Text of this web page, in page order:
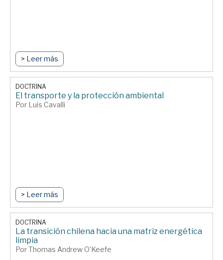
> Leer más
DOCTRINA
El transporte y la protección ambiental
Por Luis Cavalli
> Leer más
DOCTRINA
La transición chilena hacia una matriz energética
limpia
Por Thomas Andrew O’Keefe